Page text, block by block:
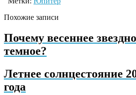
Похожие записи
Почему весеннее
темное?
Летнее солнцестояние
года